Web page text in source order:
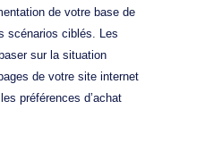
de votre base de
scénarios ciblés. Les
sur la situation
de votre site internet
préférences d’achat